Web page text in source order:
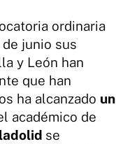
ordinaria
junio sus
y León han
que han
ha alcanzado un
académico de
se